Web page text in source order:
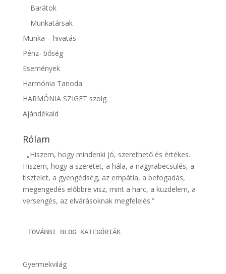
Barátok
Munkatársak
Munka – hivatás
Pénz- bőség
Események
Harmónia Tanoda
HARMÓNIA SZIGET szolg.
Ajándékaid
Rólam
„Hiszem, hogy mindenki jó, szerethető és értékes.
Hiszem, hogy a szeretet, a hála, a nagyrabecsülés, a
tisztelet, a gyengédség, az empátia, a befogadás,
megengedés előbbre visz, mint a harc, a küzdelem, a
versengés, az elvárásoknak megfelelés.”
TOVÁBBI BLOG KATEGÓRIÁK
Gyermekvilág